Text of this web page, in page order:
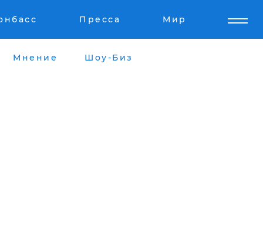
Пресса Мир
Мнение Шоу-Биз